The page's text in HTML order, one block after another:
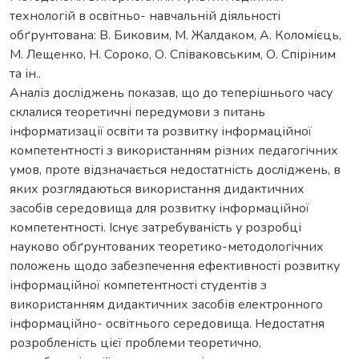
технологій в освітньо- навчальній діяльності
обґрунтована: В. Биковим, М. Жалдаком, А. Коломієць,
М. Лещенко, Н. Сороко, О. Співаковським, О. Спіріним
та ін..
Аналіз досліджень показав, що до теперішнього часу
склалися теоретичні передумови з питань
інформатизації освіти та розвитку інформаційної
компетентності з використанням різних педагогічних
умов, проте відзначається недостатність досліджень, в
яких розглядаються використання дидактичних
засобів середовища для розвитку інформаційної
компетентності. Існує затребуваність у розробці
науково обґрунтованих теоретико-методологічних
положень щодо забезпечення ефективності розвитку
інформаційної компетентності студентів з
використанням дидактичних засобів електронного
інформаційно- освітнього середовища. Недостатня
розробленість цієї проблеми теоретично,